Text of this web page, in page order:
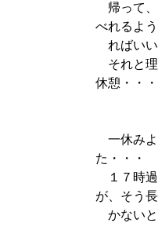
帰って、
べれるよ
ればいい
それと理
休憩・・・
一休みよ
た・・・
１７時過
が、そう
かないと